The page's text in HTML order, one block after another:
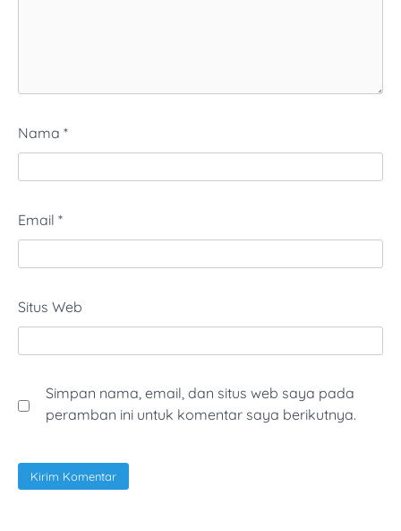
Nama *
Email *
Situs Web
Simpan nama, email, dan situs web saya pada
peramban ini untuk komentar saya berikutnya.